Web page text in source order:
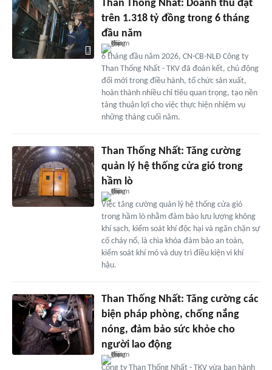
Than Thống Nhất: Doanh thu đạt
trên 1.318 tỷ đồng trong 6 tháng
đầu năm
6 tháng đầu năm 2026, CN-CB-NLĐ Công ty
Than Thống Nhất - TKV đã đoàn kết, chủ động
đổi mới trong điều hành, tổ chức sản xuất,
hoàn thành nhiều chỉ tiêu quan trọng, tạo nền
tảng thuận lợi cho việc thực hiện nhiệm vụ
những tháng cuối năm.
Than Thống Nhất: Tăng cường
quản lý hệ thống cửa gió trong
hầm lò
Việc tăng cường quản lý hệ thống cửa gió
trong hầm lò nhằm đảm bảo lưu lượng không
khí sạch, kiểm soát khí độc hại và ngăn chặn sự
cố cháy nổ, là chìa khóa đảm bảo an toàn,
kiểm soát khí mỏ và duy trì điều kiện vi khí
hậu.
Than Thống Nhất: Tăng cường các
biện pháp phòng, chống nắng
nóng, đảm bảo sức khỏe cho
người lao động
Công ty Than Thống Nhất - TKV vừa ban hành